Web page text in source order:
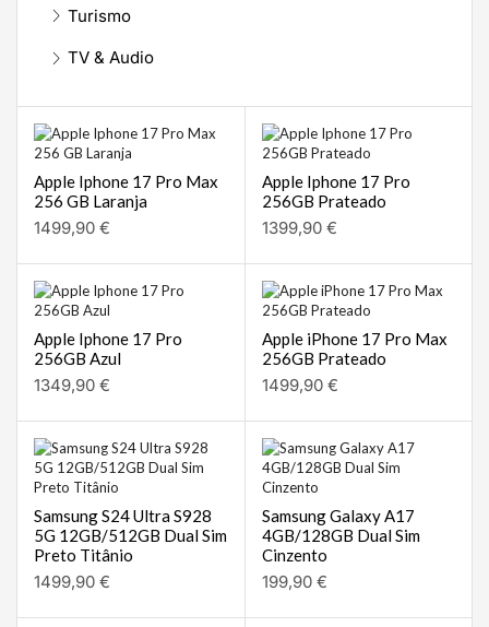
Turismo
TV & Audio
Apple Iphone 17 Pro Max
256 GB Laranja
1499,90 €
Apple Iphone 17 Pro
256GB Prateado
1399,90 €
Apple Iphone 17 Pro
256GB Azul
1349,90 €
Apple iPhone 17 Pro Max
256GB Prateado
1499,90 €
Samsung S24 Ultra S928
5G 12GB/512GB Dual Sim
Preto Titânio
1499,90 €
Samsung Galaxy A17
4GB/128GB Dual Sim
Cinzento
199,90 €